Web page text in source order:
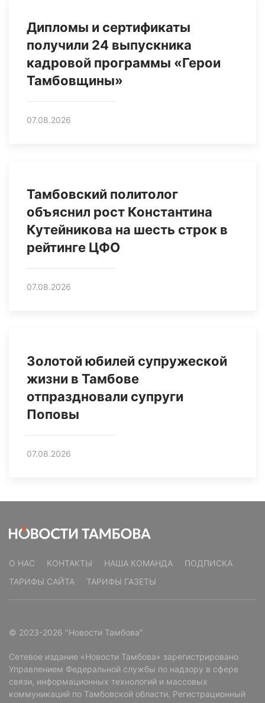
Дипломы и сертификаты
получили 24 выпускника
кадровой программы «Герои
Тамбовщины»
07.08.2026
Тамбовский политолог
объяснил рост Константина
Кутейникова на шесть строк в
рейтинге ЦФО
07.08.2026
Золотой юбилей супружеской
жизни в Тамбове
отпраздновали супруги
Поповы
07.08.2026
О НАС КОНТАКТЫ НАША КОМАНДА
ПОДПИСКА
ТАРИФЫ САЙТА
ТАРИФЫ ГАЗЕТЫ
© 2023-2026 "Новости Тамбова"
Сетевое издание «Новости Тамбова» зарегистрировано
Управлением Федеральной службы по надзору в сфере
связи, информационных технологий и массовых
коммуникаций по Тамбовской области. Регистрационный